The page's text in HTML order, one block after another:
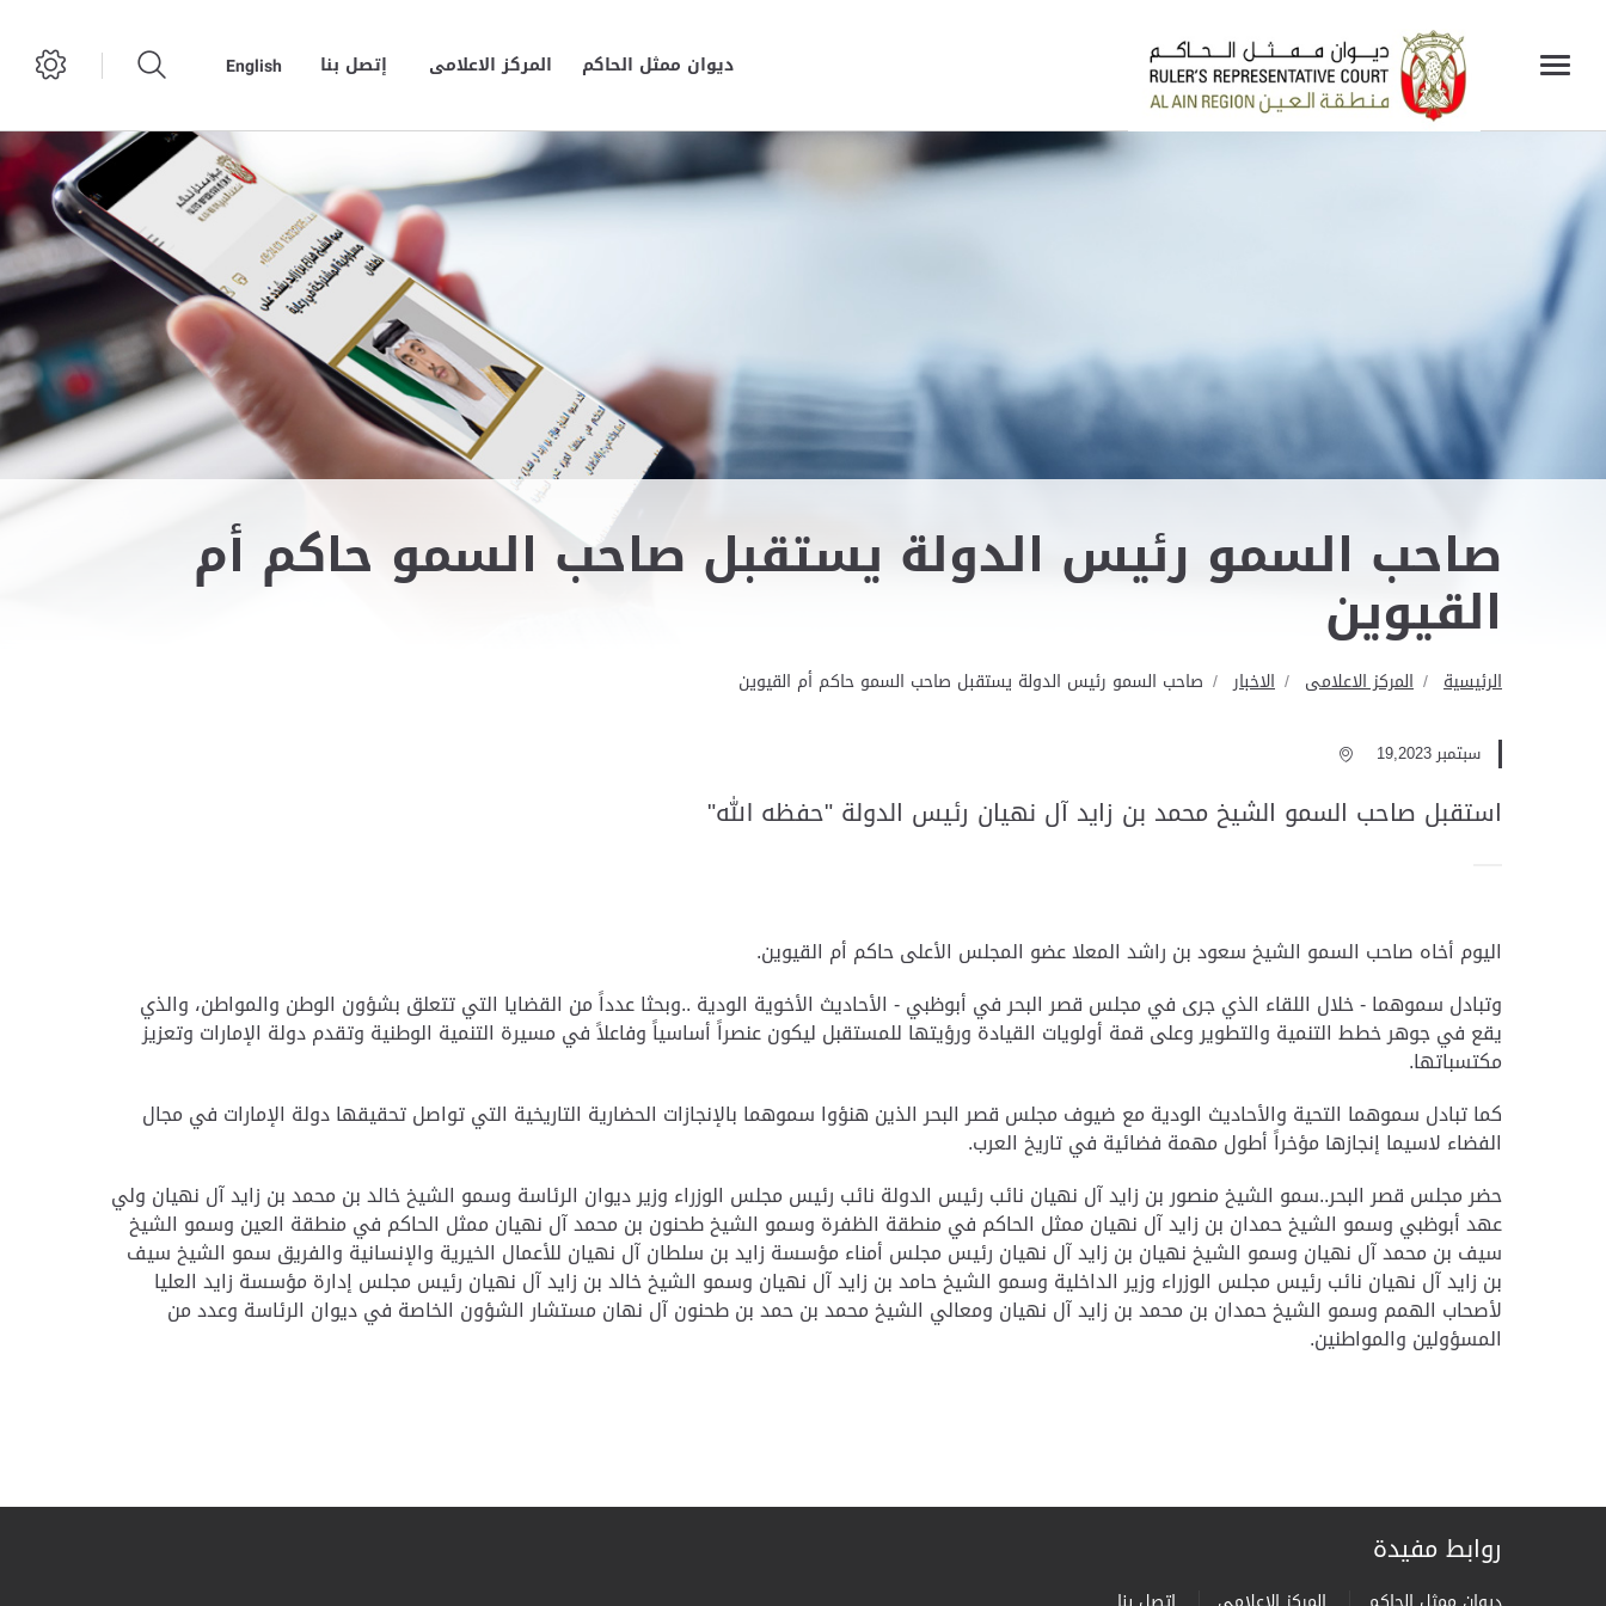
ديوان ممثل الحاكم المركز الاعلامى إتصل بنا English
صاحب السمو رئيس الدولة يستقبل صاحب السمو حاكم أم
القيوين
الرئيسية المركز الاعلامى الاخبار صاحب السمو رئيس الدولة يستقبل صاحب السمو حاكم أم القيوين
سبتمبر 19,2023
استقبل صاحب السمو الشيخ محمد بن زايد آل نهيان رئيس الدولة "حفظه الله"
اليوم أخاه صاحب السمو الشيخ سعود بن راشد المعلا عضو المجلس الأعلى حاكم أم القيوين.
وتبادل سموهما - خلال اللقاء الذي جرى في مجلس قصر البحر في أبوظبي - الأحاديث الأخوية الودية ..وبحثا عدداً من القضايا التي تتعلق بشؤون الوطن والمواطن، والذي
يقع في جوهر خطط التنمية والتطوير وعلى قمة أولويات القيادة ورؤيتها للمستقبل ليكون عنصراً أساسياً وفاعلاً في مسيرة التنمية الوطنية وتقدم دولة الإمارات وتعزيز
مكتسباتها.
كما تبادل سموهما التحية والأحاديث الودية مع ضيوف مجلس قصر البحر الذين هنؤوا سموهما بالإنجازات الحضارية التاريخية التي تواصل تحقيقها دولة الإمارات في مجال
الفضاء لاسيما إنجازها مؤخراً أطول مهمة فضائية في تاريخ العرب.
حضر مجلس قصر البحر..سمو الشيخ منصور بن زايد آل نهيان نائب رئيس الدولة نائب رئيس مجلس الوزراء وزير ديوان الرئاسة وسمو الشيخ خالد بن محمد بن زايد آل نهيان ولي
عهد أبوظبي وسمو الشيخ حمدان بن زايد آل نهيان ممثل الحاكم في منطقة الظفرة وسمو الشيخ طحنون بن محمد آل نهيان ممثل الحاكم في منطقة العين وسمو الشيخ
سيف بن محمد آل نهيان وسمو الشيخ نهيان بن زايد آل نهيان رئيس مجلس أمناء مؤسسة زايد بن سلطان آل نهيان للأعمال الخيرية والإنسانية والفريق سمو الشيخ سيف
بن زايد آل نهيان نائب رئيس مجلس الوزراء وزير الداخلية وسمو الشيخ حامد بن زايد آل نهيان وسمو الشيخ خالد بن زايد آل نهيان رئيس مجلس إدارة مؤسسة زايد العليا
لأصحاب الهمم وسمو الشيخ حمدان بن محمد بن زايد آل نهيان ومعالي الشيخ محمد بن حمد بن طحنون آل نهان مستشار الشؤون الخاصة في ديوان الرئاسة وعدد من
المسؤولين والمواطنين.
روابط مفيدة